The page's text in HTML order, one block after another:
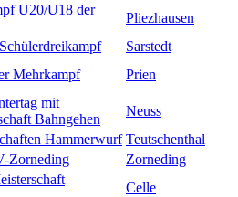
U20/U18 der
Pliezhausen
Sarstedt
Mehrkampf
Prien
mit
Bahngehen
Neuss
Hammerwurf Teutschenthal
Zorneding
Zorneding
Celle